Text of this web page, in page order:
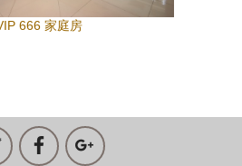
666 家庭房